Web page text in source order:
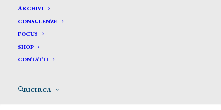
ARCHIVI
CONSULENZE
FOCUS
SHOP
CONTATTI
RICERCA
Axentowicz Theodor